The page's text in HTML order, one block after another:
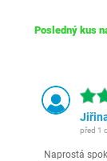
Posledný kus
před 1
Naprostá